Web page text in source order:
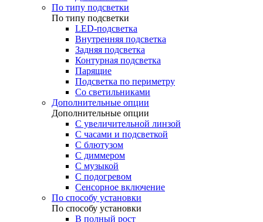
По типу подсветки
По типу подсветки
LED-подсветка
Внутренняя подсветка
Задняя подсветка
Контурная подсветка
Парящие
Подсветка по периметру
Со светильниками
Дополнительные опции
Дополнительные опции
C увеличительной линзой
C часами и подсветкой
С блютузом
С диммером
С музыкой
С подогревом
Сенсорное включение
По способу установки
По способу установки
В полный рост